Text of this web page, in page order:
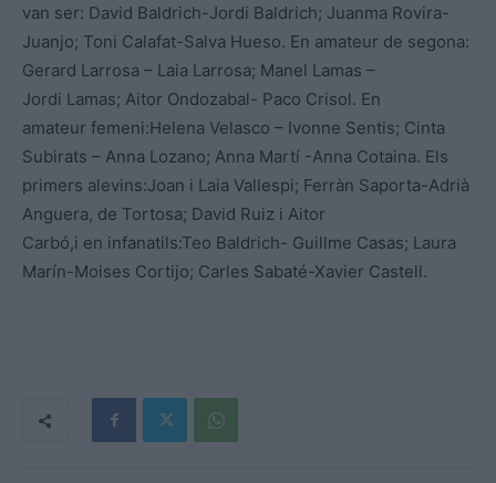
van ser: David Baldrich-Jordi Baldrich; Juanma Rovira-
Juanjo; Toni Calafat-Salva Hueso. En amateur de segona:
Gerard Larrosa – Laia Larrosa; Manel Lamas –
Jordi Lamas; Aitor Ondozabal- Paco Crisol. En
amateur femeni:Helena Velasco – Ivonne Sentis; Cinta
Subirats – Anna Lozano; Anna Martí -Anna Cotaina. Els
primers alevins:Joan i Laia Vallespi; Ferràn Saporta-Adrià
Anguera, de Tortosa; David Ruiz i Aitor
Carbó,i en infanatils:Teo Baldrich- Guillme Casas; Laura
Marín-Moises Cortijo; Carles Sabaté-Xavier Castell.